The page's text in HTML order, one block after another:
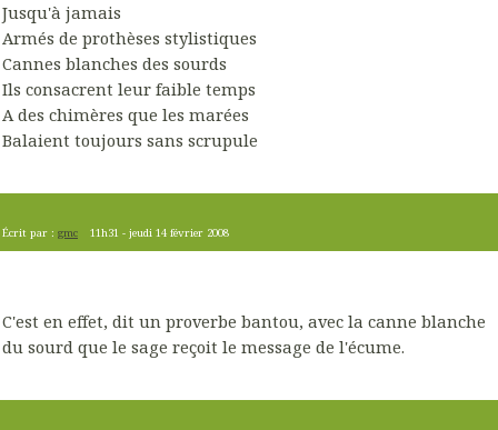
Jusqu'à jamais
Armés de prothèses stylistiques
Cannes blanches des sourds
Ils consacrent leur faible temps
A des chimères que les marées
Balaient toujours sans scrupule
Écrit par : gmc 11h31 -jeudi 14 février 2008
C'est en effet, dit un proverbe bantou, avec la canne blanche
du sourd que le sage reçoit le message de l'écume.